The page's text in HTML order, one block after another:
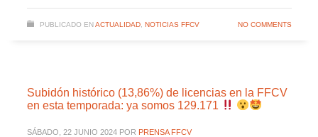
PUBLICADO EN ACTUALIDAD, NOTICIAS FFCV NO COMMENTS
Subidón histórico (13,86%) de licencias en la FFCV
en esta temporada: ya somos 129.171
SÁBADO, 22 JUNIO 2024 POR PRENSA FFCV